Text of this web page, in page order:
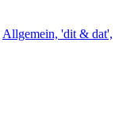
Allgemein, 'dit & dat',